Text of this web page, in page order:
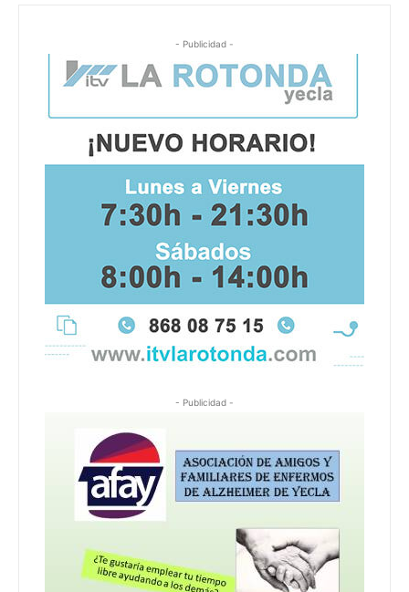
- Publicidad -
- Publicidad -